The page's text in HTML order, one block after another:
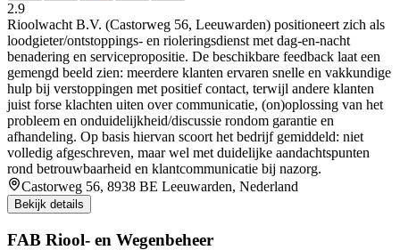
2.9
Rioolwacht B.V. (Castorweg 56, Leeuwarden) positioneert zich als
loodgieter/ontstoppings- en rioleringsdienst met dag-en-nacht
benadering en servicepropositie. De beschikbare feedback laat een
gemengd beeld zien: meerdere klanten ervaren snelle en vakkundige
hulp bij verstoppingen met positief contact, terwijl andere klanten
juist forse klachten uiten over communicatie, (on)oplossing van het
probleem en onduidelijkheid/discussie rondom garantie en
afhandeling. Op basis hiervan scoort het bedrijf gemiddeld: niet
volledig afgeschreven, maar wel met duidelijke aandachtspunten
rond betrouwbaarheid en klantcommunicatie bij nazorg.
Castorweg 56, 8938 BE Leeuwarden, Nederland
Bekijk details
FAB Riool- en Wegenbeheer